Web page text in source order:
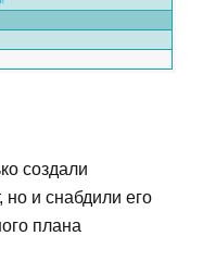
создали
но и снабдили его
плана